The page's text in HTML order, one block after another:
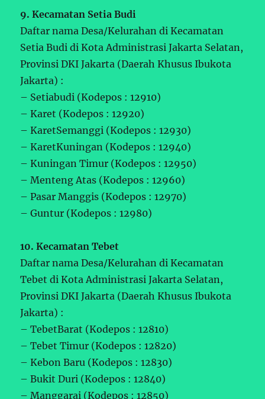
9. Kecamatan Setia Budi
Daftar nama Desa/Kelurahan di Kecamatan
Setia Budi di Kota Administrasi Jakarta Selatan,
Provinsi DKI Jakarta (Daerah Khusus Ibukota
Jakarta) :
– Setiabudi (Kodepos : 12910)
– Karet (Kodepos : 12920)
– KaretSemanggi (Kodepos : 12930)
– KaretKuningan (Kodepos : 12940)
– Kuningan Timur (Kodepos : 12950)
– Menteng Atas (Kodepos : 12960)
– Pasar Manggis (Kodepos : 12970)
– Guntur (Kodepos : 12980)
10. Kecamatan Tebet
Daftar nama Desa/Kelurahan di Kecamatan
Tebet di Kota Administrasi Jakarta Selatan,
Provinsi DKI Jakarta (Daerah Khusus Ibukota
Jakarta) :
– TebetBarat (Kodepos : 12810)
– Tebet Timur (Kodepos : 12820)
– Kebon Baru (Kodepos : 12830)
– Bukit Duri (Kodepos : 12840)
– Manggarai (Kodepos : 12850)